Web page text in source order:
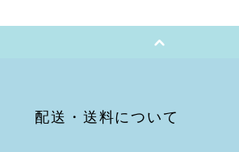
配送・送料について